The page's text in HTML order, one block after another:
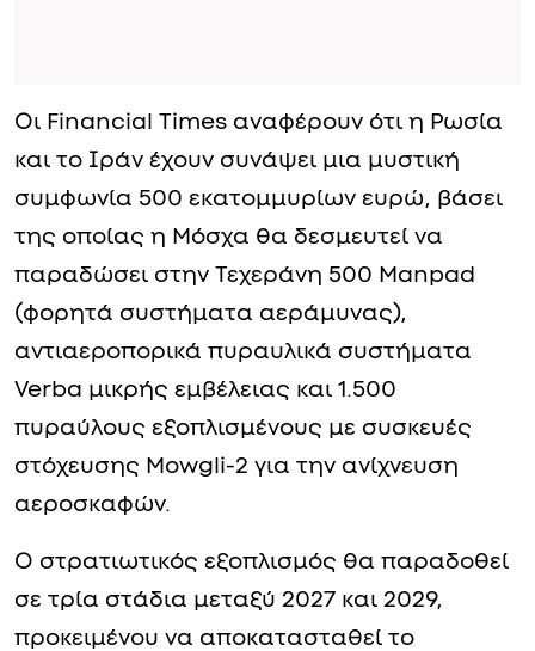
Οι Financial Times αναφέρουν ότι η Ρωσία
και το Ιράν έχουν συνάψει μια μυστική
συμφωνία 500 εκατομμυρίων ευρώ, βάσει
της οποίας η Μόσχα θα δεσμευτεί να
παραδώσει στην Τεχεράνη 500 Manpad
(φορητά συστήματα αεράμυνας),
αντιαεροπορικά πυραυλικά συστήματα
Verba μικρής εμβέλειας και 1.500
πυραύλους εξοπλισμένους με συσκευές
στόχευσης Mowgli-2 για την ανίχνευση
αεροσκαφών.
Ο στρατιωτικός εξοπλισμός θα παραδοθεί
σε τρία στάδια μεταξύ 2027 και 2029,
προκειμένου να αποκατασταθεί το